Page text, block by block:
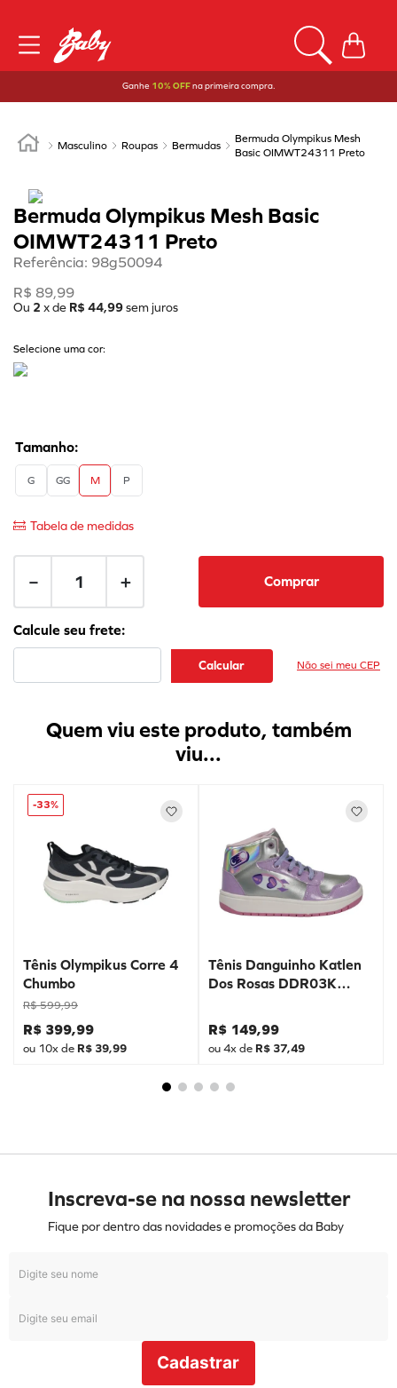
Ganhe 10% OFFna primeira compra.
Masculino Roupas Bermudas
Bermuda Olympikus Mesh
Basic OIMWT24311 Preto
Bermuda Olympikus Mesh Basic
OIMWT24311 Preto
Referência: 98g50094
R$ 89,99
Ou 2 x de R$ 44,99sem juros
Selecione uma cor:
G GG M P
Tabela de medidas
＋
－ Comprar
Não sei meu CEP
Quem viu este produto, também
viu...
-33%
Tênis Olympikus Corre 4
Chumbo
R$ 599,99
R$ 399,99
ou 10x de R$ 39,99
Tênis Danguinho Katlen
Dos Rosas DDR03K
R$ 149,99
ou4x de R$ 37,49
Inscreva-se na nossa newsletter
Fique por dentro das novidades e promoções da Baby
Cadastrar